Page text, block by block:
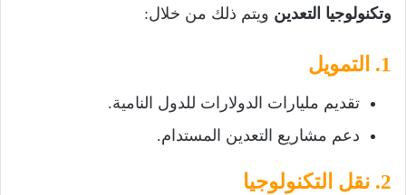
وتكنولوجيا التعدين ويتم ذلك من خلال:
1. التمويل
تقديم مليارات الدولارات للدول النامية.
دعم مشاريع التعدين المستدام.
2. نقل التكنولوجيا